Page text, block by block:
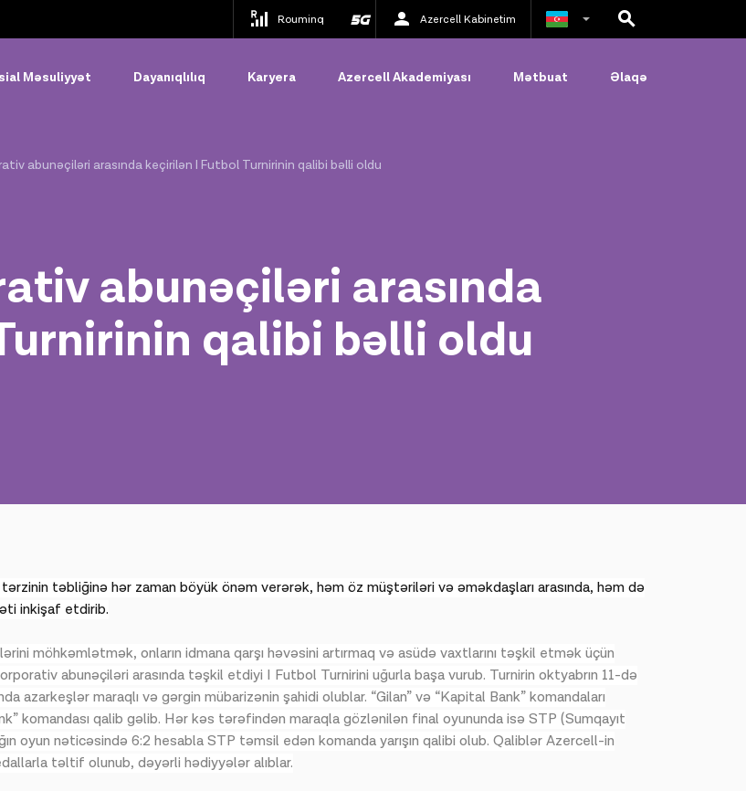
Rouminq Azercell Kabinetim
Məsuliyyət Dayanıqlılıq Karyera Azercell Akademiyası Mətbuat Əlaqə
abunəçiləri arasında keçirilən I Futbol Turnirinin qalibi bəlli oldu
abunəçiləri arasında
qalibi bəlli oldu
təbliğinə hər zaman böyük önəm verərək, həm öz müştəriləri və əməkdaşları arasında, həm də
inkişaf etdirib.
möhkəmlətmək, onların idmana qarşı həvəsini artırmaq və asüdə vaxtlarını təşkil etmək üçün
abunəçiləri arasında təşkil etdiyi I Futbol Turnirini uğurla başa vurub. Turnirin oktyabrın 11-də
azarkeşlər maraqlı və gərgin mübarizənin şahidi olublar. “Gilan” və “Kapital Bank” komandaları
komandası qalib gəlib. Hər kəs tərəfindən maraqla gözlənilən final oyununda isə STP (Sumqayıt
oyun nəticəsində 6:2 hesabla STP təmsil edən komanda yarışın qalibi olub. Qaliblər Azercell-in
təltif olunub, dəyərli hədiyyələr alıblar.